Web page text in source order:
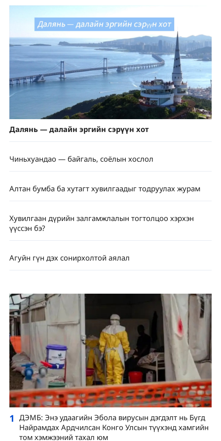
Далянь — далайн эргийн сэрүүн хот
Чиньхуандао — байгаль, соёлын хослол
Алтан бумба ба хутагт хувилгаадыг тодруулах журам
Хувилгаан дүрийн залгамжлалын тогтолцоо хэрхэн
үүссэн бэ?
Агуйн гүн дэх сонирхолтой аялал
1 ДЭМБ: Энэ удаагийн Эбола вирусын дэгдэлт нь Бүгд
Найрамдах Ардчилсан Конго Улсын түүхэнд хамгийн
том хэмжээний тахал юм